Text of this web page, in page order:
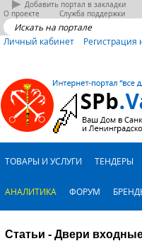
Добавить портал в закладки
О проекте
Служба поддержки
Личный кабинет Регистрация
ТОВАРЫ И УСЛУГИ ТЕНДЕРЫ
АНАЛИТИКА ФОРУМ
Статьи - Двери